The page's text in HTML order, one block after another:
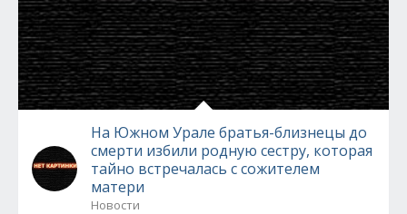
На Южном Урале братья-близнецы до
смерти избили родную сестру, которая
тайно встречалась с сожителем
матери
Новости